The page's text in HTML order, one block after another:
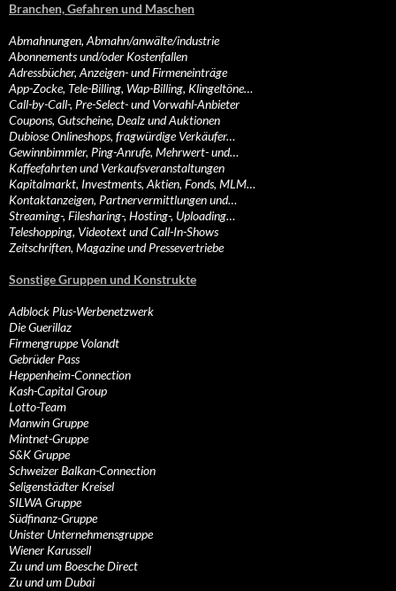
Branchen, Gefahren und Maschen
Abmahnungen, Abmahn/anwälte/industrie
Abonnements und/oder Kostenfallen
Adressbücher, Anzeigen- und Firmeneinträge
App-Zocke, Tele-Billing, Wap-Billing, Klingeltöne…
Call-by-Call-, Pre-Select- und Vorwahl-Anbieter
Coupons, Gutscheine, Dealz und Auktionen
Dubiose Onlineshops, fragwürdige Verkäufer…
Gewinnbimmler, Ping-Anrufe, Mehrwert- und…
Kaffeefahrten und Verkaufsveranstaltungen
Kapitalmarkt, Investments, Aktien, Fonds, MLM…
Kontaktanzeigen, Partnervermittlungen und…
Streaming-, Filesharing-, Hosting-, Uploading…
Teleshopping, Videotext und Call-In-Shows
Zeitschriften, Magazine und Pressevertriebe
Sonstige Gruppen und Konstrukte
Adblock Plus-Werbenetzwerk
Die Guerillaz
Firmengruppe Volandt
Gebrüder Pass
Heppenheim-Connection
Kash-Capital Group
Lotto-Team
Manwin Gruppe
Mintnet-Gruppe
S&K Gruppe
Schweizer Balkan-Connection
Seligenstädter Kreisel
SILWA Gruppe
Südfinanz-Gruppe
Unister Unternehmensgruppe
Wiener Karussell
Zu und um Boesche Direct
Zu und um Dubai